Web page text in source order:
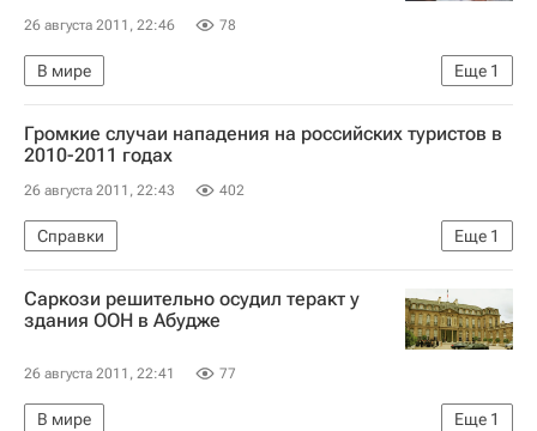
26 августа 2011, 22:46 78
Еще 1
В мире
Президентские выборы в Абхазии в 2011 году
Громкие случаи нападения на российских туристов в
2010-2011 годах
26 августа 2011, 22:43 402
Еще 1
Справки
Состояние российской туристки, подвергшейся нападению в Египте
Саркози решительно осудил теракт у
здания ООН в Абудже
26 августа 2011, 22:41 77
Еще 1
В мире